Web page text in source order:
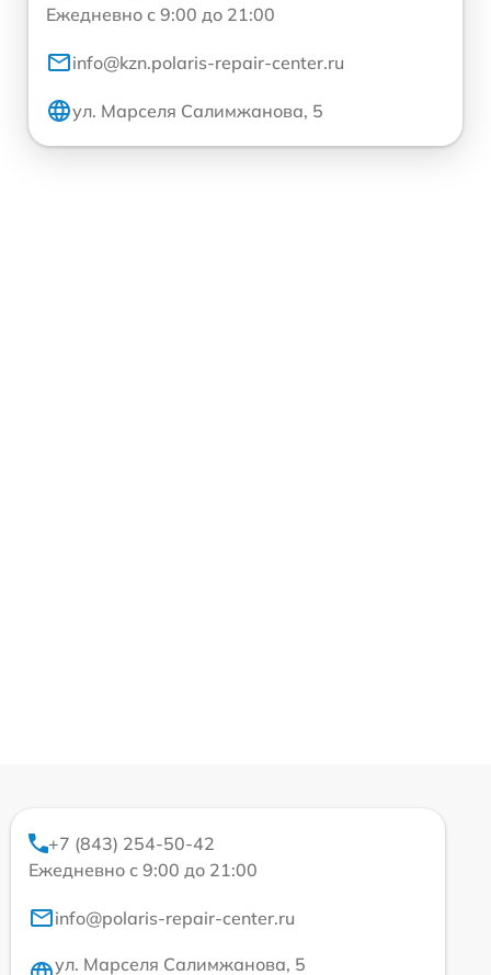
Ежедневно с 9:00 до 21:00
info@kzn.polaris-repair-center.ru
ул. Марселя Салимжанова, 5
+7 (843) 254-50-42
Ежедневно с 9:00 до 21:00
info@polaris-repair-center.ru
ул. Марселя Салимжанова, 5